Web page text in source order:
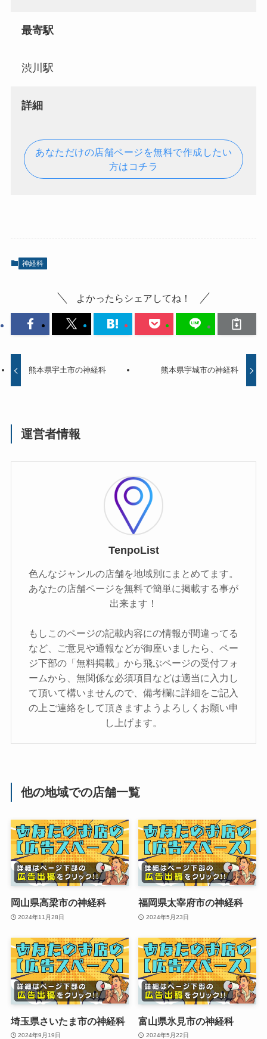
最寄駅
渋川駅
詳細
あなただけの店舗ページを無料で作成したい
方はコチラ
神経科
よかったらシェアしてね！
熊本県宇土市の神経科 熊本県宇城市の神経科
運営者情報
TenpoList
色んなジャンルの店舗を地域別にまとめてます。
あなたの店舗ページを無料で簡単に掲載する事が
出来ます！
もしこのページの記載内容にの情報が間違ってる
など、ご意見や通報などが御座いましたら、ペー
ジ下部の「無料掲載」から飛ぶページの受付フォ
ームから、無関係な必須項目などは適当に入力し
て頂いて構いませんので、備考欄に詳細をご記入
の上ご連絡をして頂きますようよろしくお願い申
し上げます。
他の地域での店舗一覧
岡山県高梁市の神経科
2024年11月28日
福岡県太宰府市の神経科
2024年5月23日
埼玉県さいたま市の神経科
2024年9月19日
富山県氷見市の神経科
2024年5月22日